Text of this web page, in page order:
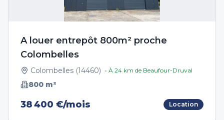
A louer entrepôt 800m² proche
Colombelles
Colombelles (14460) • À 24 km de Beaufour-Druval
800 m²
38 400 €/mois Location